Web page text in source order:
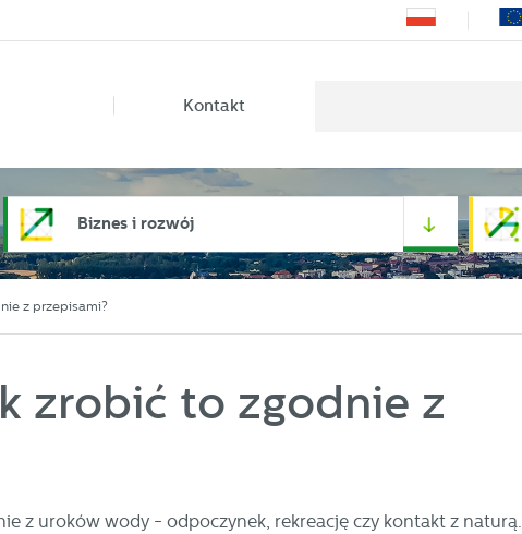
Kontakt
Biznes i rozwój
z przepisami?
zrobić to zgodnie z
z uroków wody - odpoczynek, rekreację czy kontakt z naturą.